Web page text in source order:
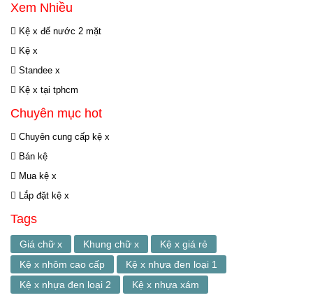
Xem Nhiều
Kệ x đế nước 2 mặt
Kệ x
Standee x
Kệ x tại tphcm
Chuyên mục hot
Chuyên cung cấp kệ x
Bán kệ
Mua kệ x
Lắp đặt kệ x
Tags
Giá chữ x Khung chữ x
Kệ x giá rẻ
Kệ x nhôm cao cấp
Kệ x nhựa đen loại 1
Kệ x nhựa đen loại 2
Kệ x nhựa xám